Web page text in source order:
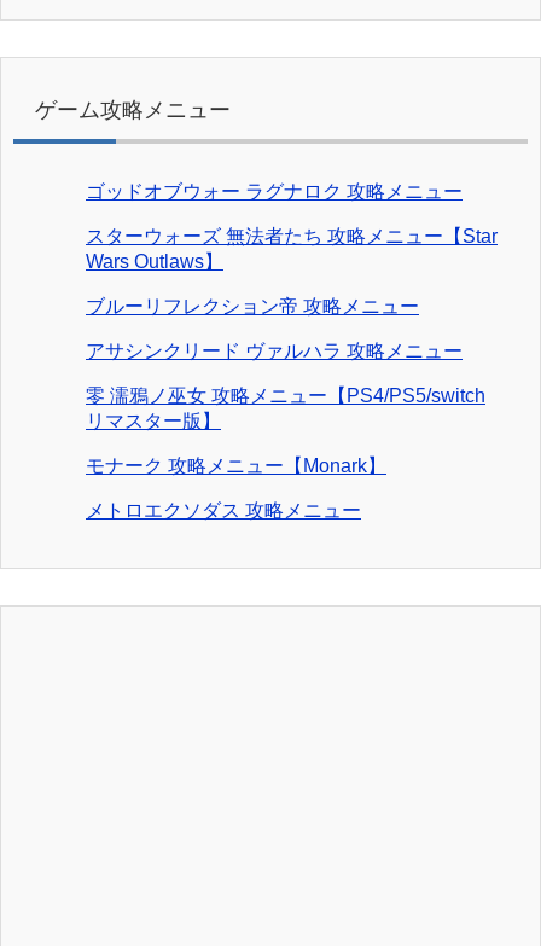
ゲーム攻略メニュー
ゴッドオブウォー ラグナロク 攻略メニュー
スターウォーズ 無法者たち 攻略メニュー【Star
Wars Outlaws】
ブルーリフレクション帝 攻略メニュー
アサシンクリード ヴァルハラ 攻略メニュー
零 濡鴉ノ巫女 攻略メニュー【PS4/PS5/switch
リマスター版】
モナーク 攻略メニュー【Monark】
メトロエクソダス 攻略メニュー